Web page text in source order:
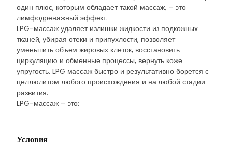
один плюс, которым обладает такой массаж, – это
лимфодренажный эффект.
LPG-массаж удаляет излишки жидкости из подкожных
тканей, убирая отеки и припухлости, позволяет
уменьшить объем жировых клеток, восстановить
циркуляцию и обменные процессы, вернуть коже
упругость. LPG массаж быстро и результативно борется с
целлюлитом любого происхождения и на любой стадии
развития.
LPG-массаж – это:
Условия